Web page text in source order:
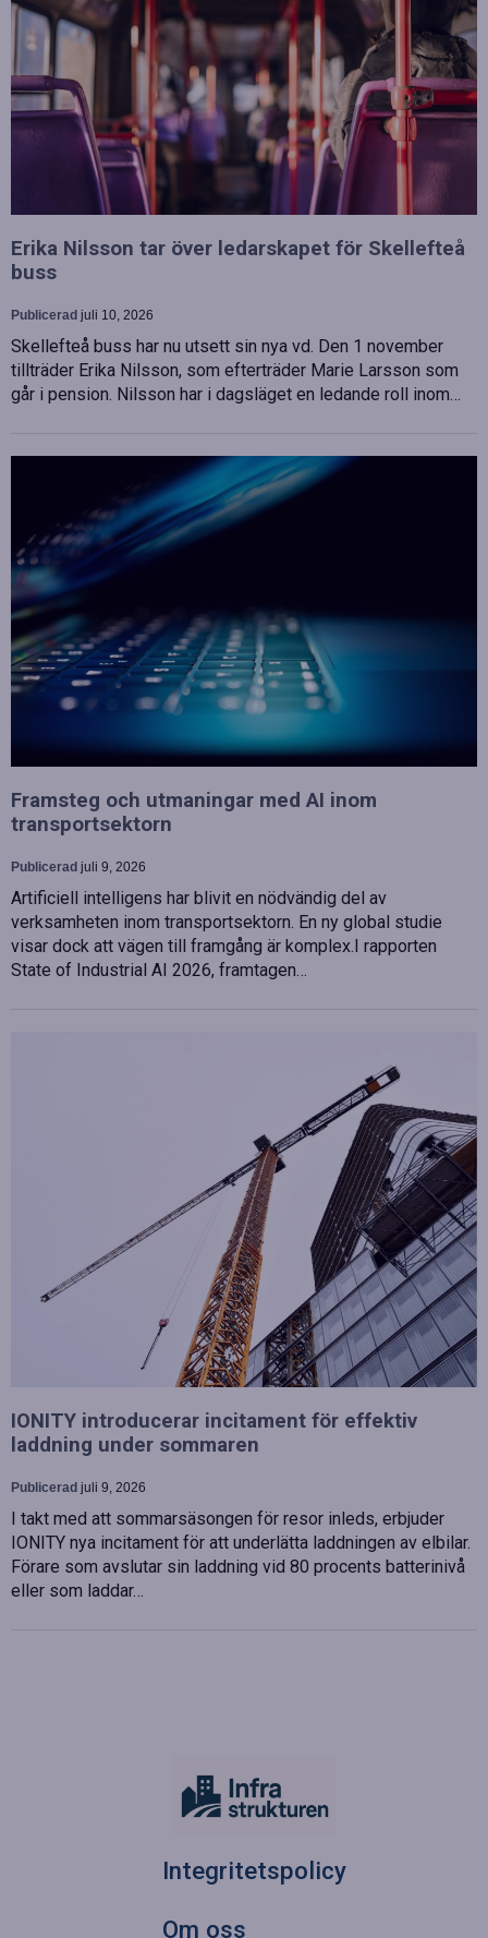
Erika Nilsson tar över ledarskapet för Skellefteå
buss
Publicerad juli 10, 2026
Skellefteå buss har nu utsett sin nya vd. Den 1 november
tillträder Erika Nilsson, som efterträder Marie Larsson som
går i pension. Nilsson har i dagsläget en ledande roll inom…
Framsteg och utmaningar med AI inom
transportsektorn
Publicerad juli 9, 2026
Artificiell intelligens har blivit en nödvändig del av
verksamheten inom transportsektorn. En ny global studie
visar dock att vägen till framgång är komplex.I rapporten
State of Industrial AI 2026, framtagen…
IONITY introducerar incitament för effektiv
laddning under sommaren
Publicerad juli 9, 2026
I takt med att sommarsäsongen för resor inleds, erbjuder
IONITY nya incitament för att underlätta laddningen av elbilar.
Förare som avslutar sin laddning vid 80 procents batterinivå
eller som laddar…
Integritetspolicy
Om oss